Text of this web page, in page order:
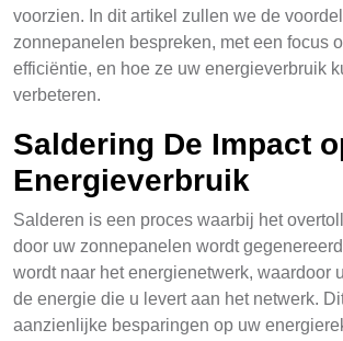
voorzien. In dit artikel zullen we de
zonnepanelen bespreken, met een focus
efficiëntie, en hoe ze uw energieverbruik
verbeteren.
Saldering De Impact
Energieverbruik
Salderen is een proces waarbij het
door uw zonnepanelen wordt
wordt naar het energienetwerk, waardoor
de energie die u levert aan het netwerk.
aanzienlijke besparingen op uw